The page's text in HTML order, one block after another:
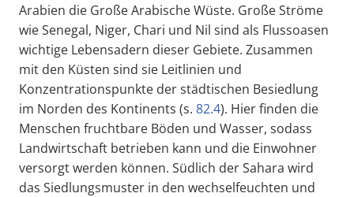
Arabien die Große Arabische Wüste. Große Ströme
wie Senegal, Niger, Chari und Nil sind als Flussoasen
wichtige Lebensadern dieser Gebiete. Zusammen
mit den Küsten sind sie Leitlinien und
Konzentrationspunkte der städtischen Besiedlung
im Norden des Kontinents (s. 82.4). Hier finden die
Menschen fruchtbare Böden und Wasser, sodass
Landwirtschaft betrieben kann und die Einwohner
versorgt werden können. Südlich der Sahara wird
das Siedlungsmuster in den wechselfeuchten und